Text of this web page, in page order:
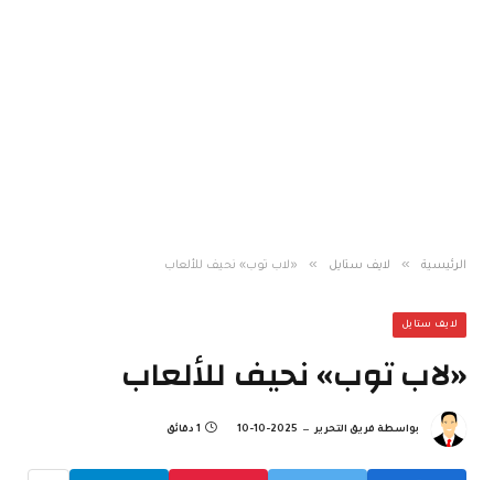
الرئيسية » لايف ستايل » «لاب توب» نحيف للألعاب
لايف ستايل
«لاب توب» نحيف للألعاب
بواسطة فريق التحرير 2025-10-10 1 دقائق